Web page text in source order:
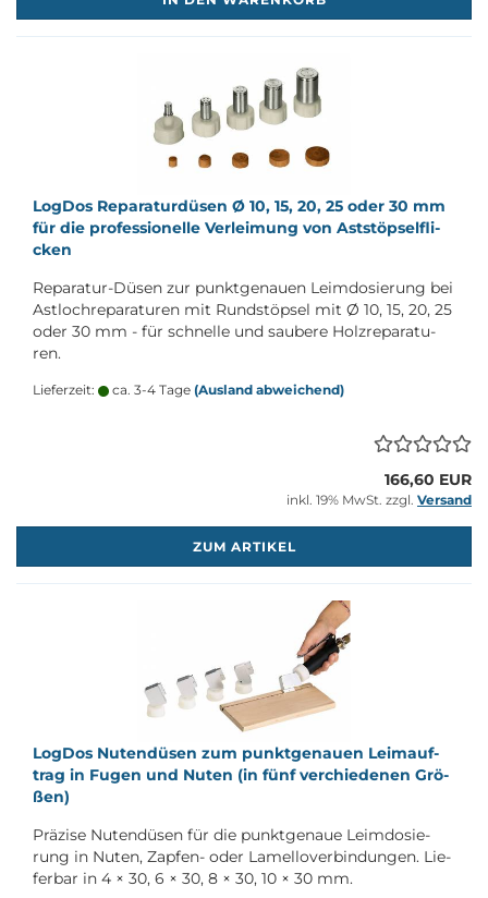
Log­Dos Re­pa­ra­tur­dü­sen Ø 10, 15, 20, 25 oder 30 mm
für die pro­fes­sio­nel­le Ver­lei­mung von Ast­stöp­sel­fli­
cken
Reparatur-​Düsen zur punkt­ge­nau­en Leim­do­sie­rung bei
Ast­loch­re­pa­ra­tu­ren mit Rund­stöp­sel mit Ø 10, 15, 20, 25
oder 30 mm - für schnel­le und sau­be­re Holz­re­pa­ra­tu­
ren.
Lieferzeit: ca. 3-4 Tage (Ausland abweichend)
166,60 EUR
inkl. 19% MwSt. zzgl. Versand
ZUM ARTIKEL
Log­Dos Nu­ten­dü­sen zum punkt­ge­nau­en Leim­auf­
trag in Fugen und Nuten (in fünf ver­chie­de­nen Grö­
ßen)
Prä­zi­se Nu­ten­dü­sen für die punkt­ge­naue Leim­do­sie­
rung in Nuten, Zapfen-​ oder La­mell­over­bin­dun­gen. Lie­
fer­bar in 4 × 30, 6 × 30, 8 × 30, 10 × 30 mm.